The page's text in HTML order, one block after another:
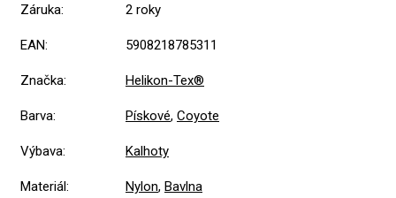
Záruka: 2 roky
EAN: 5908218785311
Značka: Helikon-Tex®
Barva: Pískové, Coyote
Výbava: Kalhoty
Materiál: Nylon, Bavlna